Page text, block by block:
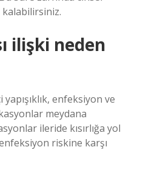
ilişki neden
enfeksiyon ve
meydana
ileride kısırlığa yol
riskine karşı